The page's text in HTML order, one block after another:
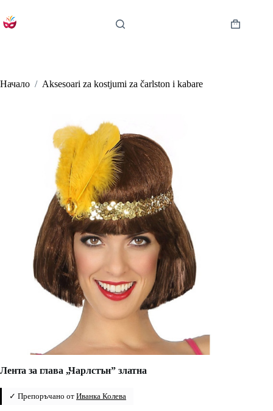
to
content
Shopping
Начало / Aksesoari za kostjumi za čarlston i kabare
Лента за глава „Чарлстън” златна
✓ Препоръчано от Иванка Колева